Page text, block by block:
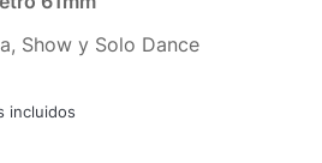
Show y Solo Dance
incluidos